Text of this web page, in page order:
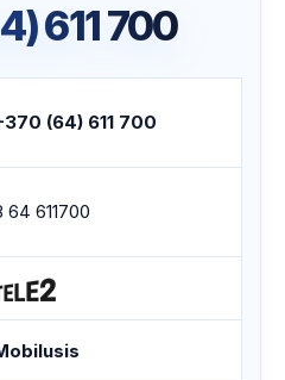
611 700
(64) 611 700
64 611700